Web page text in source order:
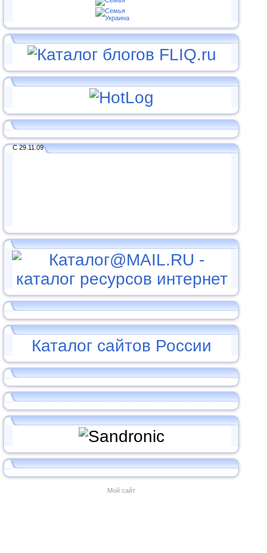
С 29.11.09
Каталог сайтов России
Мой сайт